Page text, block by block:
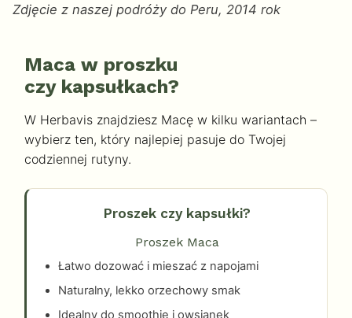
Zdjęcie z naszej podróży do Peru, 2014 rok
Maca w proszku
czy kapsułkach?
W Herbavis znajdziesz Macę w kilku wariantach –
wybierz ten, który najlepiej pasuje do Twojej
codziennej rutyny.
Proszek czy kapsułki?
Proszek Maca
Łatwo dozować i mieszać z napojami
Naturalny, lekko orzechowy smak
Idealny do smoothie i owsianek